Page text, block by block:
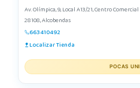
Av. Olímpica, 9, Local A13/21, Centro
28108, Alcobendas
663410492
Localizar Tienda
POCAS